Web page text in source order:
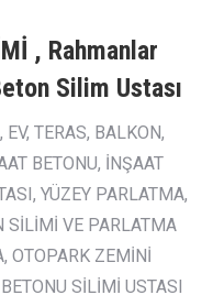
, Rahmanlar
Silim Ustası
TERAS, BALKON,
BETONU, İNŞAAT
YÜZEY PARLATMA,
SİLİMİ VE PARLATMA
OTOPARK ZEMİNİ
SİLİMİ USTASI